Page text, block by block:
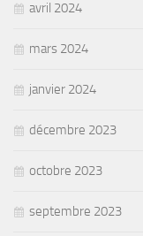
avril 2024
mars 2024
janvier 2024
décembre 2023
octobre 2023
septembre 2023